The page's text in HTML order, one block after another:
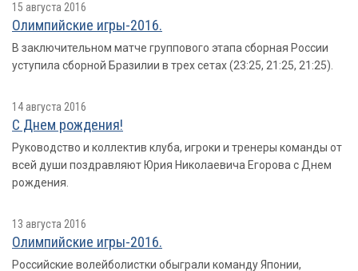
15 августа 2016
Олимпийские игры-2016.
В заключительном матче группового этапа сборная России
уступила сборной Бразилии в трех сетах (23:25, 21:25, 21:25).
14 августа 2016
С Днем рождения!
Руководство и коллектив клуба, игроки и тренеры команды от
всей души поздравляют Юрия Николаевича Егорова с Днем
рождения.
13 августа 2016
Олимпийские игры-2016.
Российские волейболистки обыграли команду Японии,